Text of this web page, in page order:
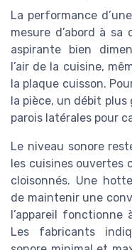
La performance
mesure d’abord à
aspirante bien
l’air de la cuisine,
la plaque cuisson.
la pièce, un débit plus
parois latérales pour
Le niveau sonore
les cuisines ouvertes
cloisonnés. Une
de maintenir une
l’appareil fonctionne
Les fabricants